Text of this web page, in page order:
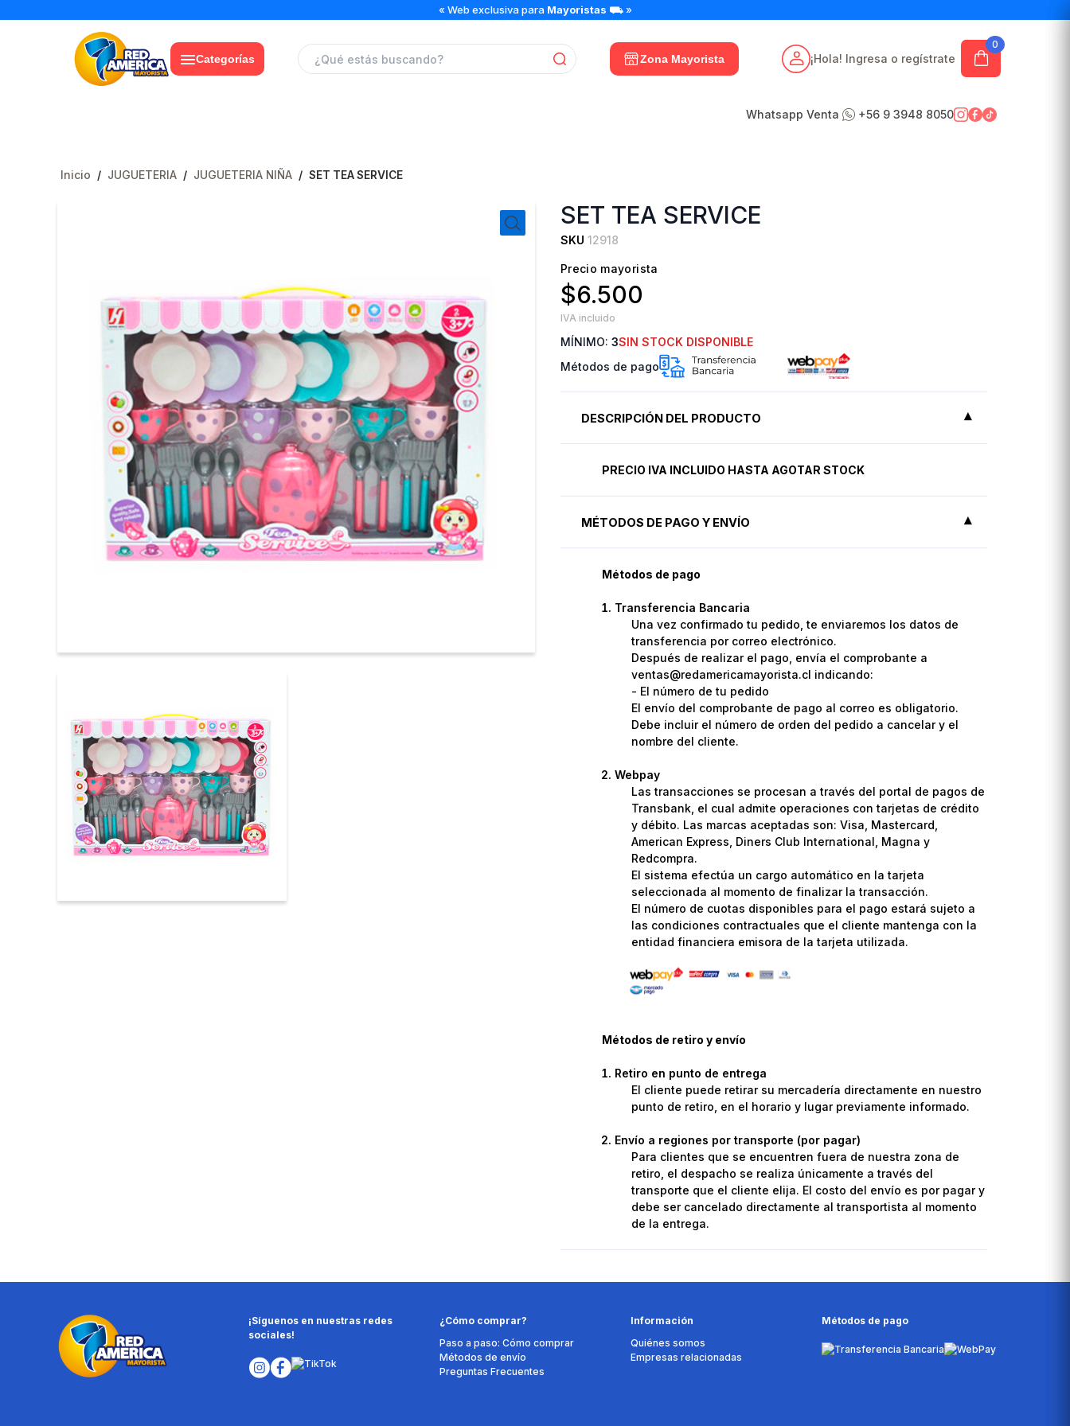
« Web exclusiva para Mayoristas ⛟ »
Categorías Zona Mayorista
0
¡Hola! Ingresa o regístrate
Whatsapp Venta +56 9 3948 8050
Inicio / JUGUETERIA / JUGUETERIA NIÑA / SET TEA SERVICE
SET TEA SERVICE
SKU 12918
Precio mayorista
$6.500
IVA incluido
MÍNIMO: 3SIN STOCK DISPONIBLE
Métodos de pago
DESCRIPCIÓN DEL PRODUCTO
PRECIO IVA INCLUIDO HASTA AGOTAR STOCK
MÉTODOS DE PAGO Y ENVÍO
Métodos de pago
Transferencia Bancaria
Una vez confirmado tu pedido, te enviaremos los datos de
transferencia por correo electrónico.
Después de realizar el pago, envía el comprobante a
ventas@redamericamayorista.cl indicando:
- El número de tu pedido
El envío del comprobante de pago al correo es obligatorio.
Debe incluir el número de orden del pedido a cancelar y el
nombre del cliente.
Webpay
Las transacciones se procesan a través del portal de pagos de
Transbank, el cual admite operaciones con tarjetas de crédito
y débito. Las marcas aceptadas son: Visa, Mastercard,
American Express, Diners Club International, Magna y
Redcompra.
El sistema efectúa un cargo automático en la tarjeta
seleccionada al momento de finalizar la transacción.
El número de cuotas disponibles para el pago estará sujeto a
las condiciones contractuales que el cliente mantenga con la
entidad financiera emisora de la tarjeta utilizada.
Métodos de retiro y envío
Retiro en punto de entrega
El cliente puede retirar su mercadería directamente en nuestro
punto de retiro, en el horario y lugar previamente informado.
Envío a regiones por transporte (por pagar)
Para clientes que se encuentren fuera de nuestra zona de
retiro, el despacho se realiza únicamente a través del
transporte que el cliente elija. El costo del envío es por pagar y
debe ser cancelado directamente al transportista al momento
de la entrega.
¡Síguenos en nuestras redes
sociales!
¿Cómo comprar?
Paso a paso: Cómo comprar
Métodos de envío
Preguntas Frecuentes
Información
Quiénes somos
Empresas relacionadas
Métodos de pago